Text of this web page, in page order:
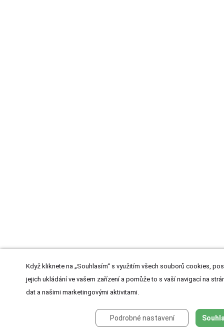
Když kliknete na „Souhlasím“ s využitím všech souborů cookies,
jejich ukládání ve vašem zařízení a pomůže to s vaší navigací na
dat a našimi marketingovými aktivitami.
Podrobné nastavení